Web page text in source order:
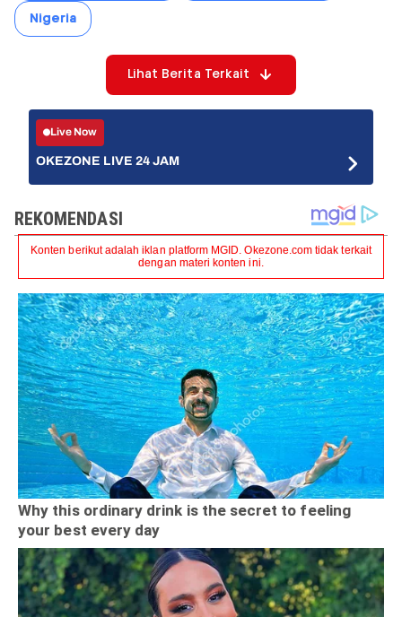
Nigeria
Lihat Berita Terkait
Live Now
OKEZONE LIVE 24 JAM